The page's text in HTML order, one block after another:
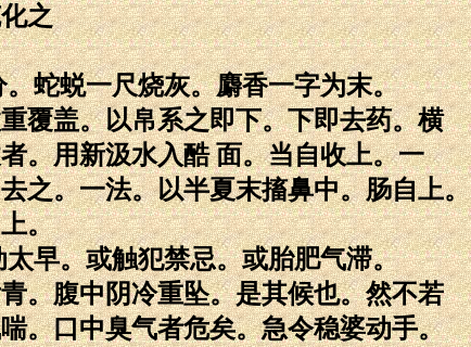
之
蛇蜕一尺烧灰。麝香一字为末。
覆盖。以帛系之即下。下即去药。横
。用新汲水入酷 面。当自收上。一
之。一法。以半夏末搐鼻中。肠自上。
。
早。或触犯禁忌。或胎肥气滞。
。腹中阴冷重坠。是其候也。然不若
。口中臭气者危矣。急令稳婆动手。